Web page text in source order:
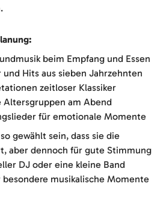
beim Empfang und Essen
Hits aus sieben Jahrzehnten
zeitloser Klassiker
Altersgruppen am Abend
für emotionale Momente
gewählt sein, dass sie die
aber dennoch für gute Stimmung
DJ oder eine kleine Band
besondere musikalische Momente